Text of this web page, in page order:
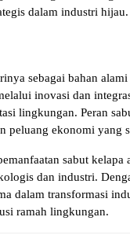
dalam industri hijau.
sebagai bahan
inovasi dan
lingkungan. Peran
peluang ekonomi
sabut kelapa
dan industri.
dalam transformasi
ramah lingkungan.